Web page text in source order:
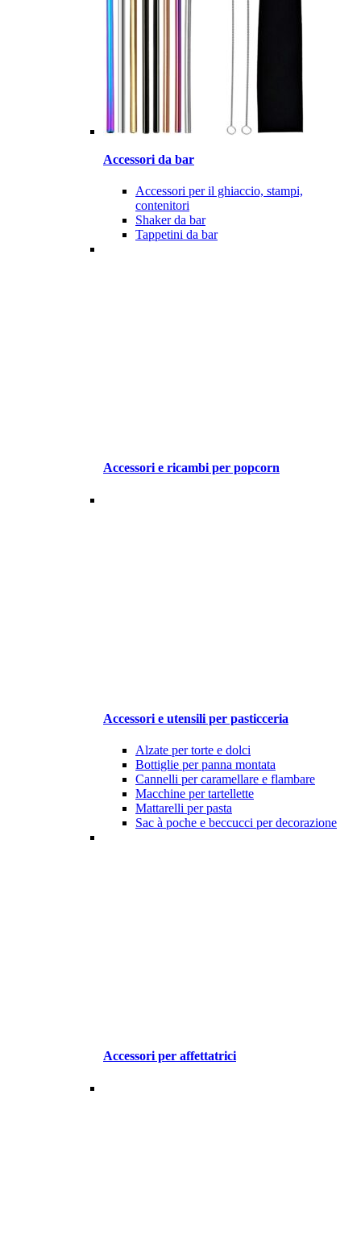
Accessori da bar
Accessori per il ghiaccio, stampi,
contenitori
Shaker da bar
Tappetini da bar
Accessori e ricambi per popcorn
Accessori e utensili per pasticceria
Alzate per torte e dolci
Bottiglie per panna montata
Cannelli per caramellare e flambare
Macchine per tartellette
Mattarelli per pasta
Sac à poche e beccucci per decorazione
Accessori per affettatrici